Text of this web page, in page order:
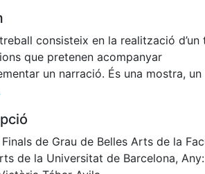
consisteix en la realització d’un
que pretenen acompanyar
un narració. És una mostra,
amb el qual
de la història en sí també és
pròpia i original meva, al igual
pictòriques. Les obres finals
de Grau de Belles Arts de la
de la Universitat de Barcelona,